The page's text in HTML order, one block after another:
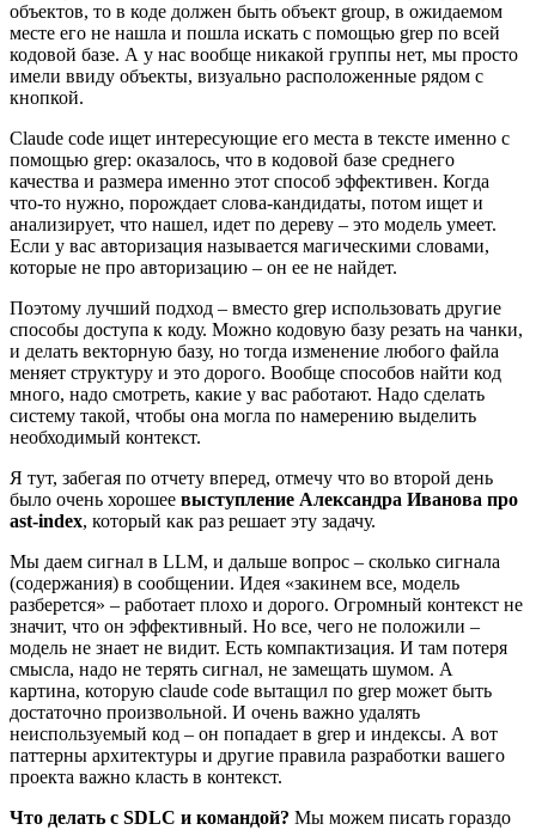
объектов, то в коде должен быть объект group, в ожидаемом
месте его не нашла и пошла искать с помощью grep по всей
кодовой базе. А у нас вообще никакой группы нет, мы просто
имели ввиду объекты, визуально расположенные рядом с
кнопкой.
Claude code ищет интересующие его места в тексте именно с
помощью grep: оказалось, что в кодовой базе среднего
качества и размера именно этот способ эффективен. Когда
что-то нужно, порождает слова-кандидаты, потом ищет и
анализирует, что нашел, идет по дереву – это модель умеет.
Если у вас авторизация называется магическими словами,
которые не про авторизацию – он ее не найдет.
Поэтому лучший подход – вместо grep использовать другие
способы доступа к коду. Можно кодовую базу резать на чанки,
и делать векторную базу, но тогда изменение любого файла
меняет структуру и это дорого. Вообще способов найти код
много, надо смотреть, какие у вас работают. Надо сделать
систему такой, чтобы она могла по намерению выделить
необходимый контекст.
Я тут, забегая по отчету вперед, отмечу что во второй день
было очень хорошее выступление Александра Иванова про
ast-index, который как раз решает эту задачу.
Мы даем сигнал в LLM, и дальше вопрос – сколько сигнала
(содержания) в сообщении. Идея «закинем все, модель
разберется» – работает плохо и дорого. Огромный контекст не
значит, что он эффективный. Но все, чего не положили –
модель не знает не видит. Есть компактизация. И там потеря
смысла, надо не терять сигнал, не замещать шумом. А
картина, которую claude code вытащил по grep может быть
достаточно произвольной. И очень важно удалять
неиспользуемый код – он попадает в grep и индексы. А вот
паттерны архитектуры и другие правила разработки вашего
проекта важно класть в контекст.
Что делать с SDLC и командой? Мы можем писать гораздо